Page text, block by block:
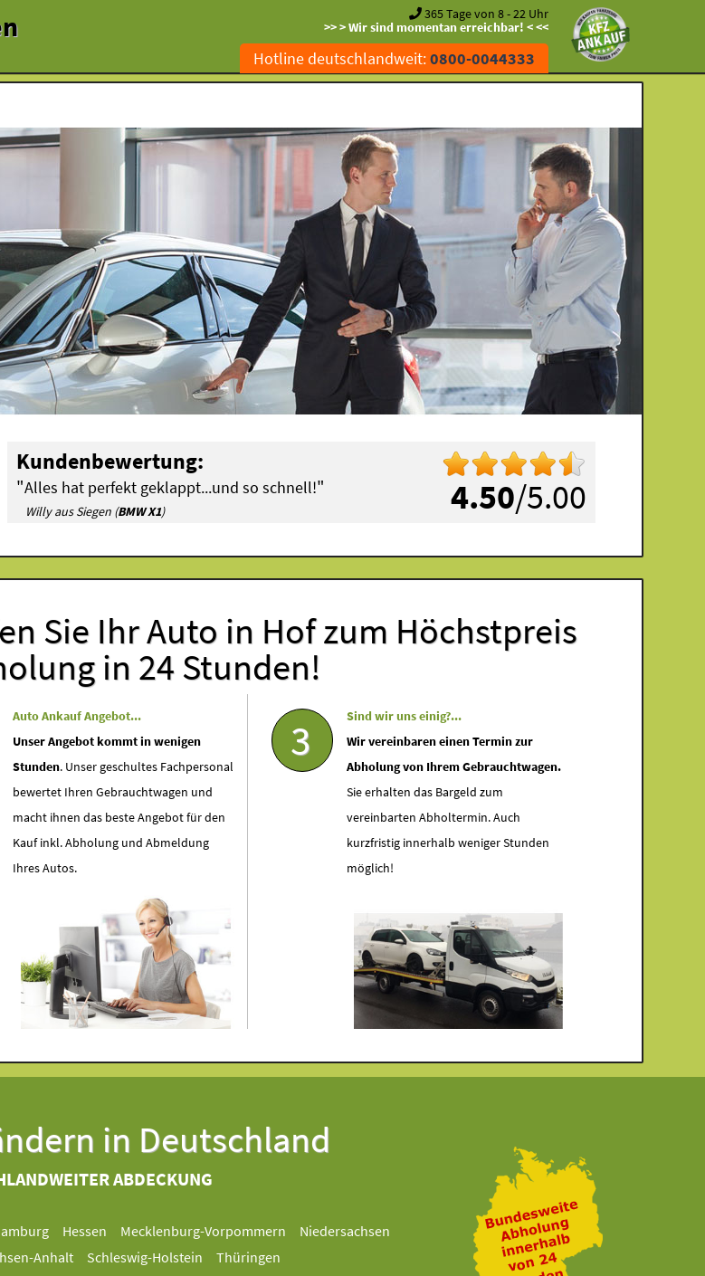
365 Tage von 8 - 22 Uhr
>> > Wir sind momentan erreichbar! < <<
Hotline deutschlandweit:0800-0044333
4.50/5.00
Kundenbewertung:
"Alles hat perfekt geklappt...und so schnell!"
Willy aus Siegen (BMW X1)
Sie Ihr Auto in Hof zum Höchstpreis
in 24 Stunden!
Auto Ankauf Angebot...
Unser Angebot kommt in wenigen
Stunden. Unser geschultes Fachpersonal
bewertet Ihren Gebrauchtwagen und
macht ihnen das beste Angebot für den
Kauf inkl. Abholung und Abmeldung
Ihres Autos.
3
Sind wir uns einig?...
Wir vereinbaren einen Termin zur
Abholung von Ihrem Gebrauchtwagen.
Sie erhalten das Bargeld zum
vereinbarten Abholtermin. Auch
kurzfristig innerhalb weniger Stunden
möglich!
in Deutschland
ABDECKUNG
Hessen Mecklenburg-Vorpommern
Niedersachsen
Anhalt Schleswig-Holstein Thüringen